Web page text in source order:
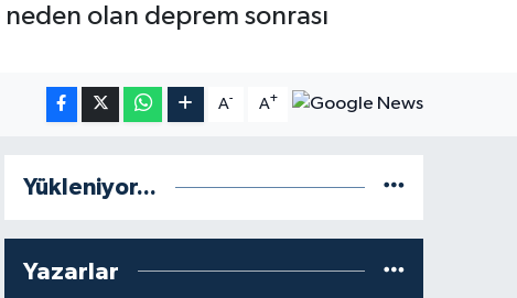
olan deprem sonrası
A- A+
Yükleniyor...
Yazarlar